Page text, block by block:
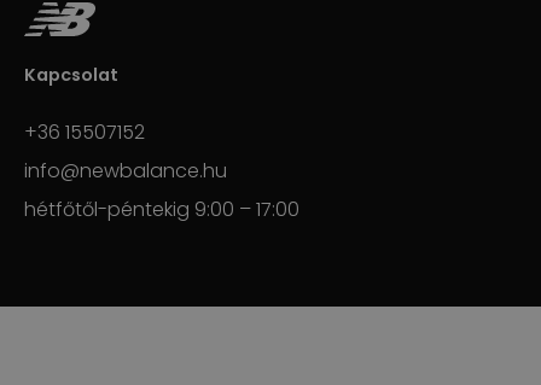
Kapcsolat
+36 15507152
info@newbalance.hu
hétfőtől-péntekig 9:00 – 17:00